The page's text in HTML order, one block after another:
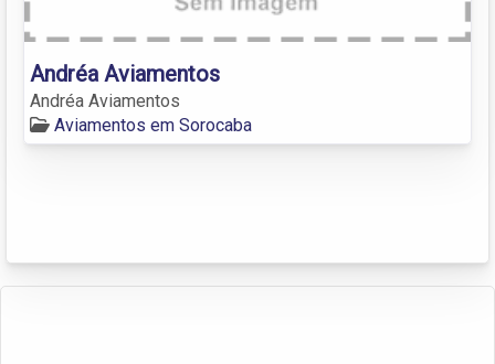
Andréa Aviamentos
Andréa Aviamentos
Aviamentos em Sorocaba